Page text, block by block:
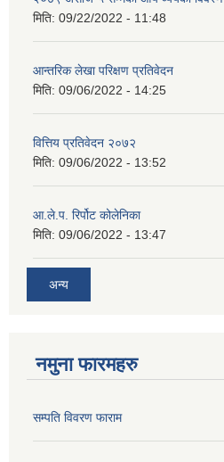
मिति: 09/22/2022 - 11:48
आन्तरिक लेखा परिक्षण प्रतिवेदन
मिति: 09/06/2022 - 14:25
वित्तिय प्रतिवेदन २०७२
मिति: 09/06/2022 - 13:52
आ.ले.प. रिर्पोट कोलेनिका
मिति: 09/06/2022 - 13:47
अन्य
नमुना फारमहरु
सम्पति विवरण फाराम